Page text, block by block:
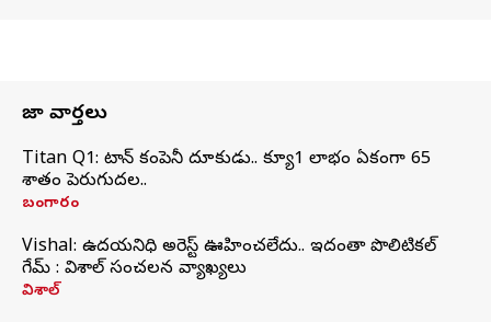
తాజా వార్తలు
Titan Q1: టైటాన్ కంపెనీ దూకుడు.. క్యూ1 లాభం ఏకంగా 65
శాతం పెరుగుదల..
బంగారం
Vishal: ఉదయనిధి అరెస్ట్‌ ఊహించలేదు.. ఇదంతా పొలిటికల్
గేమ్ : విశాల్ సంచలన వ్యాఖ్యలు
విశాల్